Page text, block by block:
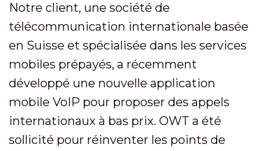
Notre client, une société de
télécommunication internationale basée
en Suisse et spécialisée dans les services
mobiles prépayés, a récemment
développé une nouvelle application
mobile VoIP pour proposer des appels
internationaux à bas prix. OWT a été
sollicité pour réinventer les points de